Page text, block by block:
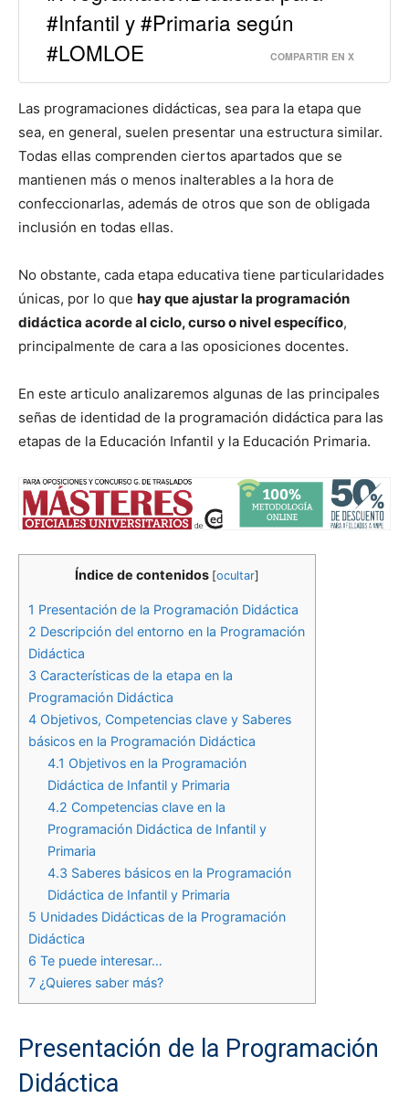
#Infantil y #Primaria según
#LOMLOE
COMPARTIR EN X
Las programaciones didácticas, sea para la etapa que
sea, en general, suelen presentar una estructura similar.
Todas ellas comprenden ciertos apartados que se
mantienen más o menos inalterables a la hora de
confeccionarlas, además de otros que son de obligada
inclusión en todas ellas.
No obstante, cada etapa educativa tiene particularidades
únicas, por lo que hay que ajustar la programación
didáctica acorde al ciclo, curso o nivel específico,
principalmente de cara a las oposiciones docentes.
En este articulo analizaremos algunas de las principales
señas de identidad de la programación didáctica para las
etapas de la Educación Infantil y la Educación Primaria.
Índice de contenidos [ocultar]
1 Presentación de la Programación Didáctica
2 Descripción del entorno en la Programación
Didáctica
3 Características de la etapa en la
Programación Didáctica
4 Objetivos, Competencias clave y Saberes
básicos en la Programación Didáctica
4.1 Objetivos en la Programación
Didáctica de Infantil y Primaria
4.2 Competencias clave en la
Programación Didáctica de Infantil y
Primaria
4.3 Saberes básicos en la Programación
Didáctica de Infantil y Primaria
5 Unidades Didácticas de la Programación
Didáctica
6 Te puede interesar…
7 ¿Quieres saber más?
Presentación de la Programación
Didáctica